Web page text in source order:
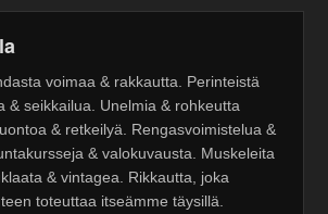
voimaa & rakkautta. Perinteistä
& seikkailua. Unelmia & rohkeutta
& retkeilyä. Rengasvoimistelua &
& valokuvausta. Muskeleita
& vintagea. Rikkautta, joka
toteuttaa itseämme täysillä.